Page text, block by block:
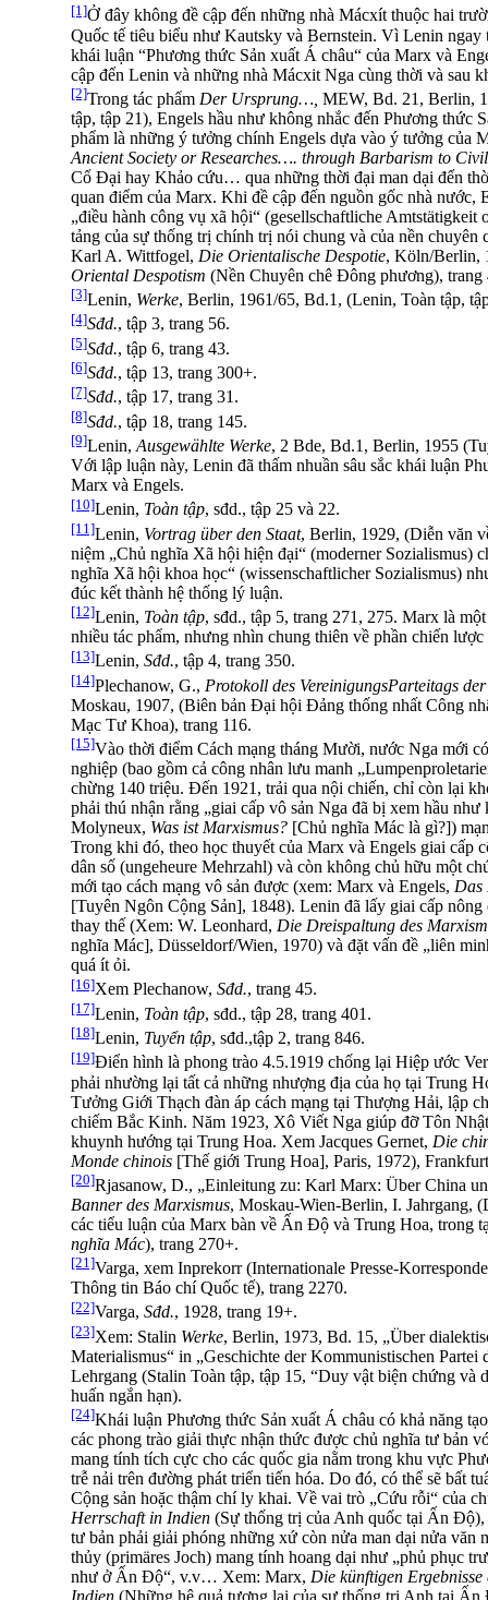
[1]Ở đây không đề cập đến những nhà Mácxít thuộc hai
Quốc tế tiêu biểu như Kautsky và Bernstein. Vì Lenin ngay
khái luận “Phương thức Sản xuất Á châu“ của Marx và
cập đến Lenin và những nhà Mácxit Nga cùng thời và sau
[2]Trong tác phẩm Der Ursprung…, MEW, Bd. 21, Berlin,
tập, tập 21), Engels hầu như không nhắc đến Phương thức
phẩm là những ý tưởng chính Engels dựa vào ý tưởng của
Ancient Society or Researches…. through Barbarism to
Cổ Đại hay Khảo cứu… qua những thời đại man dại đến
quan điểm của Marx. Khi đề cập đến nguồn gốc nhà nước,
„điều hành công vụ xã hội“ (gesellschaftliche Amtstätigkeit
tảng của sự thống trị chính trị nói chung và của nền
Karl A. Wittfogel, Die Orientalische Despotie, Köln/Berlin,
Oriental Despotism (Nền Chuyên chê Đông phương), trang
[3]Lenin, Werke, Berlin, 1961/65, Bd.1, (Lenin, Toàn tập,
[4]Sđd., tập 3, trang 56.
[5]Sđd., tập 6, trang 43.
[6]Sđd., tập 13, trang 300+.
[7]Sđd., tập 17, trang 31.
[8]Sđd., tập 18, trang 145.
[9]Lenin, Ausgewählte Werke, 2 Bde, Bd.1, Berlin, 1955
Với lập luận này, Lenin đã thấm nhuần sâu sắc khái luận
Marx và Engels.
[10]Lenin, Toàn tập, sđd., tập 25 và 22.
[11]Lenin, Vortrag über den Staat, Berlin, 1929, (Diễn văn
niệm „Chủ nghĩa Xã hội hiện đại“ (moderner Sozialismus)
nghĩa Xã hội khoa học“ (wissenschaftlicher Sozialismus)
đúc kết thành hệ thống lý luận.
[12]Lenin, Toàn tập, sđd., tập 5, trang 271, 275. Marx là
nhiều tác phẩm, nhưng nhìn chung thiên về phần chiến lược
[13]Lenin, Sđd., tập 4, trang 350.
[14]Plechanow, G., Protokoll des VereinigungsParteitags
Moskau, 1907, (Biên bản Đại hội Đảng thống nhất Công
Mạc Tư Khoa), trang 116.
[15]Vào thời điểm Cách mạng tháng Mười, nước Nga mới
nghiệp (bao gồm cả công nhân lưu manh
chừng 140 triệu. Đến 1921, trải qua nội chiến, chỉ còn lại
phải thú nhận rằng „giai cấp vô sản Nga đã bị xem hầu
Molyneux, Was ist Marxismus? [Chủ nghĩa Mác là gì?])
Trong khi đó, theo học thuyết của Marx và Engels giai cấp
dân số (ungeheure Mehrzahl) và còn không chủ hữu một
mới tạo cách mạng vô sản được (xem: Marx và Engels, Das
[Tuyên Ngôn Cộng Sản], 1848). Lenin đã lấy giai cấp
thay thế (Xem: W. Leonhard, Die Dreispaltung des
nghĩa Mác], Düsseldorf/Wien, 1970) và đặt vấn đề „liên
quá ít ỏi.
[16]Xem Plechanow, Sđd., trang 45.
[17]Lenin, Toàn tập, sđd., tập 28, trang 401.
[18]Lenin, Tuyển tập, sđd.,tập 2, trang 846.
[19]Điển hình là phong trào 4.5.1919 chống lại Hiệp ước
phải nhường lại tất cả những nhượng địa của họ tại Trung
Tưởng Giới Thạch đàn áp cách mạng tại Thượng Hải, lập
chiếm Bắc Kinh. Năm 1923, Xô Viết Nga giúp đỡ Tôn
khuynh hướng tại Trung Hoa. Xem Jacques Gernet, Die
Monde chinois [Thế giới Trung Hoa], Paris, 1972),
[20]Rjasanow, D., „Einleitung zu: Karl Marx: Über China
Banner des Marxismus, Moskau-Wien-Berlin, I. Jahrgang,
các tiểu luận của Marx bàn về Ấn Độ và Trung Hoa, trong
nghĩa Mác), trang 270+.
[21]Varga, xem Inprekorr (Internationale Presse-
Thông tin Báo chí Quốc tế), trang 2270.
[22]Varga, Sđd., 1928, trang 19+.
[23]Xem: Stalin Werke, Berlin, 1973, Bd. 15, „Über
Materialismus“ in „Geschichte der Kommunistischen Partei
Lehrgang (Stalin Toàn tập, tập 15, “Duy vật biện chứng và
huấn ngắn hạn).
[24]Khái luận Phương thức Sản xuất Á châu có khả năng
các phong trào giải thực nhận thức được chủ nghĩa tư bản
mang tính tích cực cho các quốc gia nằm trong khu vực
trễ nải trên đường phát triển tiến hóa. Do đó, có thể sẽ bất
Cộng sản hoặc thậm chí ly khai. Về vai trò „Cứu rỗi“ của
Herrschaft in Indien (Sự thống trị của Anh quốc tại Ấn
tư bản phải giải phóng những xứ còn nửa man dại nửa văn
thủy (primäres Joch) mang tính hoang dại như „phủ phục
như ở Ấn Độ“, v.v… Xem: Marx, Die künftigen